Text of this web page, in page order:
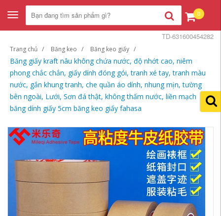
Toggle
navigation
0
Trang chủ Băng keo Băng keo giấy
Băng giấy kraft nâu không chứa nước, độ nhớt cao, niêm
phong chắc chắn, giấy dính đóng gói, tranh xé tay, tranh màu
nước, gắn khung tranh, che quần áo dính, nhung mịn, tường
bên ngoài, Lưới, Sơn đá thật, không thấm nước, liền mạch
băng dính giấy 5cm băng keo giấy fahasa
TD-631600454282